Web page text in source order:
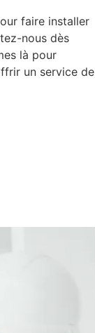
faire installer
nous dès
là pour
un service de